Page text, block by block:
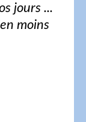
jours ...
moins